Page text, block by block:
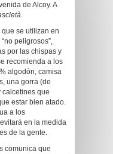
de Alcoy. A
.
se utilizan en
peligrosos”,
por las chispas y
recomienda a los
algodón, camisa
una gorra (de
que
estar bien atado.
a los
en la medida
de la gente.
comunica que